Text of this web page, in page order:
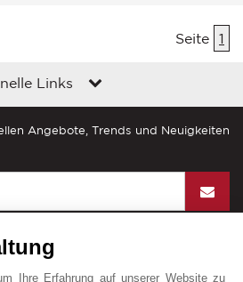
Seite 1
Links
Angebote, Trends und Neuigkeiten
Ihre Erfahrung auf unserer Website zu